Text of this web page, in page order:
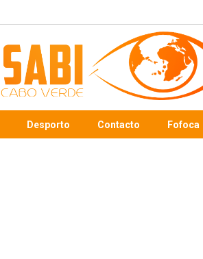
Desporto Contacto Fofoca